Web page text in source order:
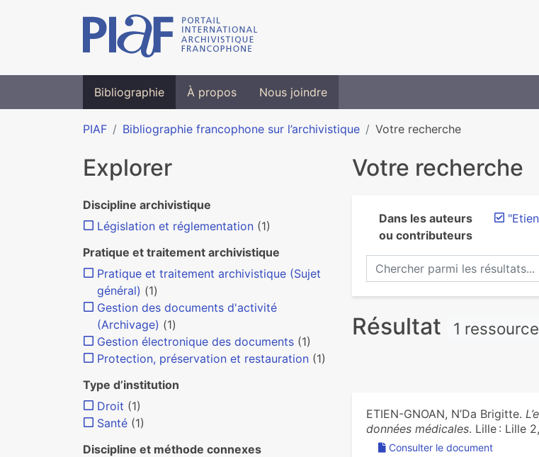
Bibliographie À propos Nous joindre
PIAF Bibliographie francophone sur l’archivistique Votre recherche
Votre recherche
Dans les auteurs
ou contributeurs
Chercher parmi les résultats...
Résultat 1 ressource
ETIEN-GNOAN, N’Da Brigitte.
données médicales. Lille : Lille
Consulter le document
Explorer
Discipline archivistique
Législation et réglementation (1)
Pratique et traitement archivistique
Pratique et traitement archivistique (Sujet
général) (1)
Gestion des documents d'activité
(Archivage) (1)
Gestion électronique des documents (1)
Protection, préservation et restauration (1)
Type d’institution
Droit (1)
Santé (1)
Discipline et méthode connexes